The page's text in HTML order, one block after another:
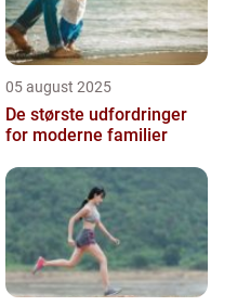
05 august 2025
De største udfordringer
for moderne familier